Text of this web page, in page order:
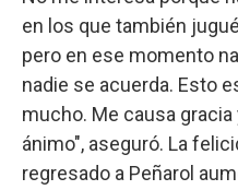
en los que también
pero en ese momento
nadie se acuerda. Esto
mucho. Me causa
ánimo", aseguró. La
regresado a Peñarol